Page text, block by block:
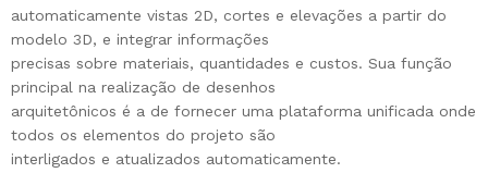
automaticamente vistas 2D, cortes e elevações a partir do
modelo 3D, e integrar informações
precisas sobre materiais, quantidades e custos. Sua função
principal na realização de desenhos
arquitetônicos é a de fornecer uma plataforma unificada onde
todos os elementos do projeto são
interligados e atualizados automaticamente.